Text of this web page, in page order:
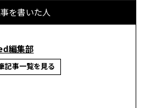
を書いた人
編集部
記事一覧を見る